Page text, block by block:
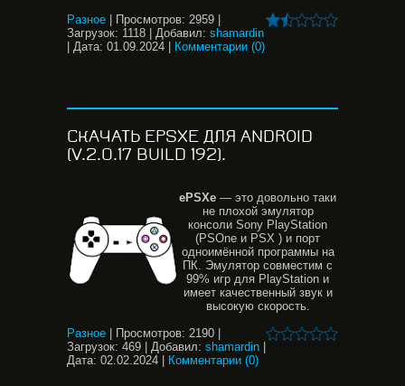
Разное
Просмотров: 2959
Загрузок: 1118 Добавил: shamardin
Дата: 01.09.2024 Комментарии (0)
СКАЧАТЬ EPSXE ДЛЯ ANDROID
(V.2.0.17 BUILD 192).
ePSXe — это довольно таки
не плохой эмулятор
консоли Sony PlayStation
(PSOne и PSX ) и порт
одноимённой программы на
ПК. Эмулятор совместим с
99% игр для PlayStation и
имеет качественный звук и
высокую скорость.
Разное
Просмотров: 2190
Загрузок: 469 Добавил: shamardin
Дата: 02.02.2024 Комментарии (0)